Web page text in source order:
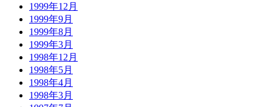
1999年12月
1999年9月
1999年8月
1999年3月
1998年12月
1998年5月
1998年4月
1998年3月